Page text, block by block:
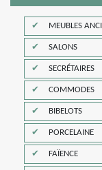
MEUBLES
SALONS
SECRÉTAIRES
COMMODES
BIBELOTS
PORCELAINE
FAÏENCE